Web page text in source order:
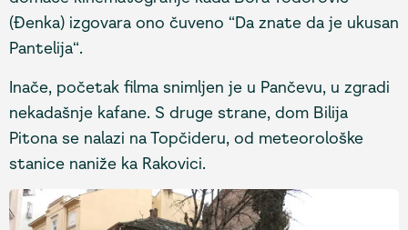
(Đenka) izgovara ono čuveno “Da znate da je ukusan
Pantelija“.
Inače, početak filma snimljen je u Pančevu, u zgradi
nekadašnje kafane. S druge strane, dom Bilija
Pitona se nalazi na Topčideru, od meteorološke
stanice naniže ka Rakovici.